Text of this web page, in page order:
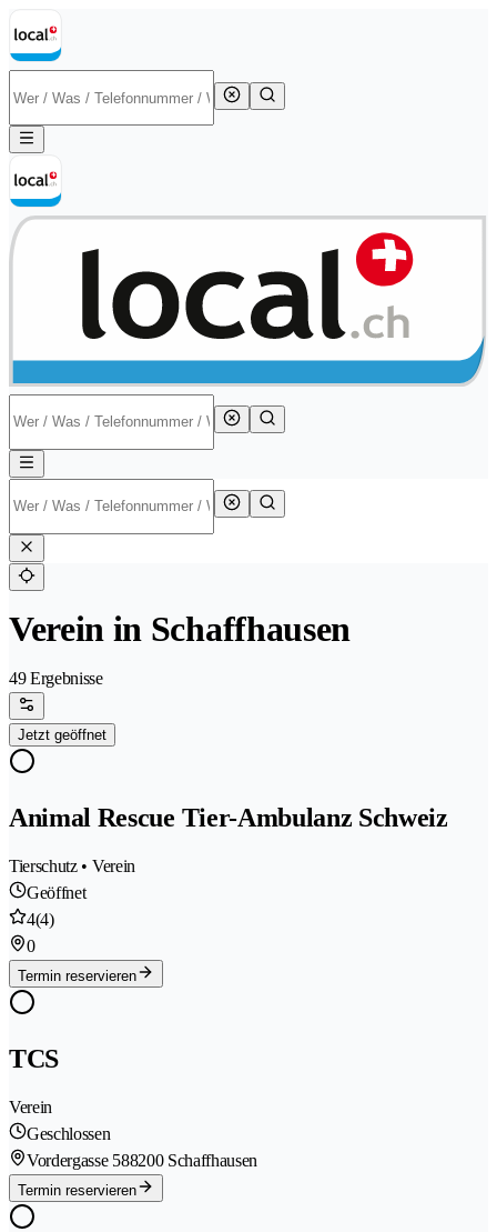
Verein in Schaffhausen
49 Ergebnisse
Jetzt geöffnet
Animal Rescue Tier-Ambulanz Schweiz
Tierschutz • Verein
Geöffnet
4(4)
0
Termin reservieren
TCS
Verein
Geschlossen
Vordergasse 588200 Schaffhausen
Termin reservieren